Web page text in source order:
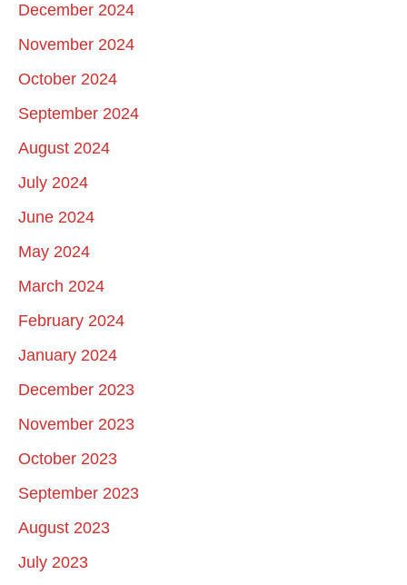
December 2024
November 2024
October 2024
September 2024
August 2024
July 2024
June 2024
May 2024
March 2024
February 2024
January 2024
December 2023
November 2023
October 2023
September 2023
August 2023
July 2023